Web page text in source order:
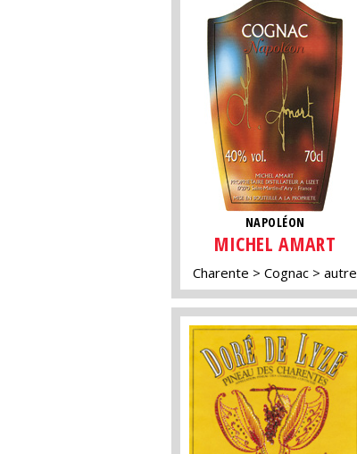
NAPOLÉON
MICHEL AMART
Charente Cognac autre